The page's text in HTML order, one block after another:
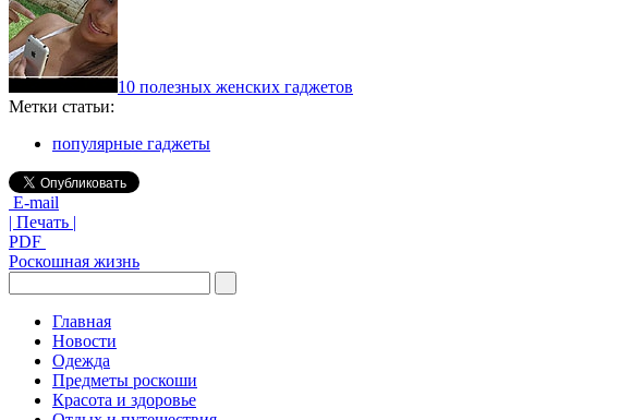
10 полезных женских гаджетов
Метки статьи:
популярные гаджеты
E-mail
| Печать |
PDF
Роскошная жизнь
Главная
Новости
Одежда
Предметы роскоши
Красота и здоровье